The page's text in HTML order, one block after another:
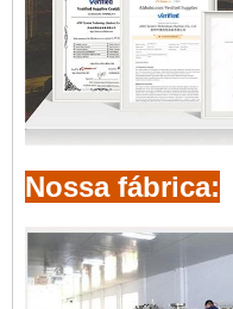
Nossa fábrica: